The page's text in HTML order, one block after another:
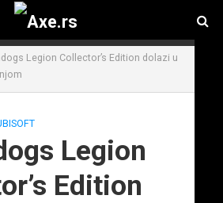
Legion Collector’s Edition dolazi u
Legion
Edition